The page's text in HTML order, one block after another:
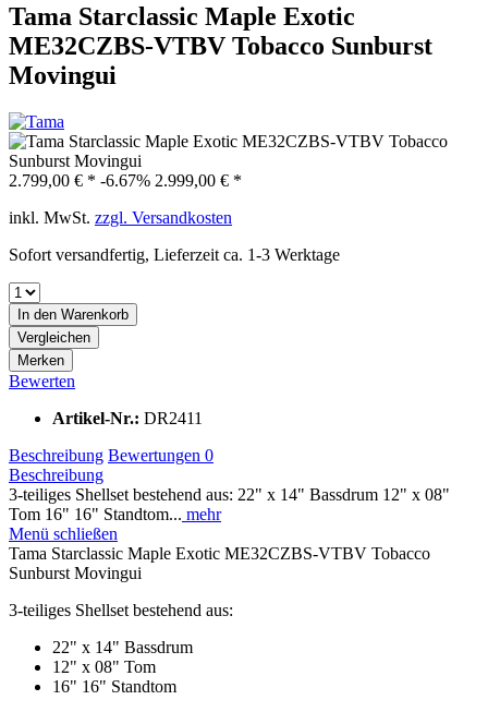
Tama Starclassic Maple Exotic
ME32CZBS-VTBV Tobacco Sunburst
Movingui
2.799,00 € * -6.67% 2.999,00 € *
inkl. MwSt. zzgl. Versandkosten
Sofort versandfertig, Lieferzeit ca. 1-3 Werktage
In den Warenkorb
Vergleichen
Merken
Bewerten
Artikel-Nr.: DR2411
Beschreibung Bewertungen 0
Beschreibung
3-teiliges Shellset bestehend aus: 22" x 14" Bassdrum 12" x 08"
Tom 16" 16" Standtom... mehr
Menü schließen
Tama Starclassic Maple Exotic ME32CZBS-VTBV Tobacco
Sunburst Movingui
3-teiliges Shellset bestehend aus:
22" x 14" Bassdrum
12" x 08" Tom
16" 16" Standtom